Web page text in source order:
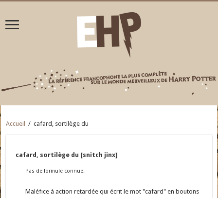
Accueil / cafard, sortilège du
cafard, sortilège du [snitch jinx]
Pas de formule connue.
Maléfice à action retardée qui écrit le mot "cafard" en boutons